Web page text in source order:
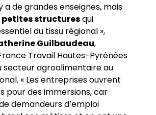
a de grandes enseignes, mais
petites structuresqui
du tissu régional »,
Guilbaudeau,
Travail Hautes-Pyrénées
secteur agroalimentaire au
« Les entreprises ouvrent
pour des immersions, car
demandeurs d’emploi